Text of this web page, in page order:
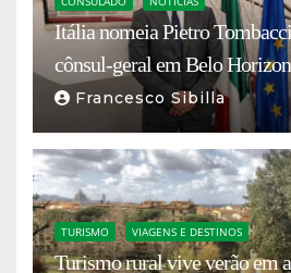
Itália nomeia Pietro
cônsul-geral em Belo
Francesco Sibilla
TURISMO VIAGENS E DESTINOS
Turismo rural vive verão em